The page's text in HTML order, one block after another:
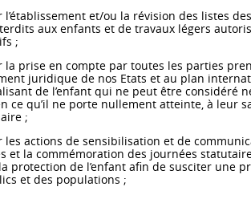
et/ou la révision des listes
aux enfants et de travaux légers
;
prise en compte par toutes les parties
juridique de nos Etats et au plan
de l’enfant qui ne peut être considéré
ce qu’il ne porte nullement atteinte, à leur
;
actions de sensibilisation et de
et la commémoration des journées
protection de l’enfant afin de susciter une
et des populations ;